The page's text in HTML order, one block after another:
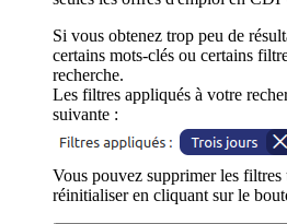
Si vous obtenez trop peu de
certains mots-clés ou certains
recherche.
Les filtres appliqués à votre
suivante :
Vous pouvez supprimer les
réinitialiser en cliquant sur le